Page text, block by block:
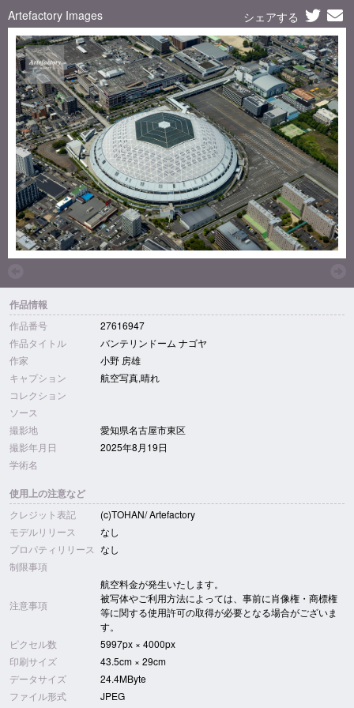
Artefactory Images シェアする
作品情報
作品番号
27616947
作品タイトル
バンテリンドーム ナゴヤ
作家
小野 房雄
キャプション
航空写真,晴れ
コレクション
ソース
撮影地
愛知県名古屋市東区
撮影年月日
2025年8月19日
学術名
使用上の注意など
クレジット表記
(c)TOHAN/ Artefactory
モデルリリース
なし
プロパティリリース なし
制限事項
注意事項
航空料金が発生いたします。
被写体やご利用方法によっては、事前に肖像権・商標権
等に関する使用許可の取得が必要となる場合がございま
す。
ピクセル数
5997px × 4000px
印刷サイズ
43.5cm × 29cm
データサイズ
24.4MByte
ファイル形式
JPEG